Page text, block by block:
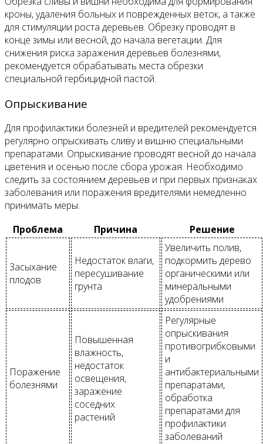
кроны, удаления больных и поврежденных веток, а также
для стимуляции роста деревьев. Обрезку проводят в
конце зимы или весной, до начала вегетации. Для
снижения риска заражения деревьев болезнями,
рекомендуется обрабатывать места обрезки
специальной гербицидной пастой.
Опрыскивание
Для профилактики болезней и вредителей рекомендуется
регулярно опрыскивать сливу и вишню специальными
препаратами. Опрыскивание проводят весной до начала
цветения и осенью после сбора урожая. Необходимо
следить за состоянием деревьев и при первых признаках
заболевания или поражения вредителями немедленно
принимать меры.
Проблема
Причина Решение
Засыхание
плодов
Недостаток влаги,
пересушивание
грунта
Увеличить полив,
подкормить дерево
органическими или
минеральными
удобрениями
Поражение
болезнями
Повышенная
влажность,
недостаток
освещения,
заражение
соседних
растений
Регулярные
опрыскивания
противогрибковыми
и
антибактериальными
препаратами,
обработка
препаратами для
профилактики
заболеваний